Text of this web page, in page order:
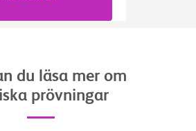
du läsa mer om
prövningar